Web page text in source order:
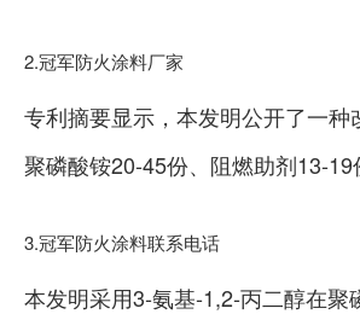
2.冠军防火涂料厂家
专利摘要显示，本发明公开了一
聚磷酸铵20‑45份、阻燃助剂
3.冠军防火涂料联系电话
本发明采用3‑氨基‑1,2‑丙二醇在